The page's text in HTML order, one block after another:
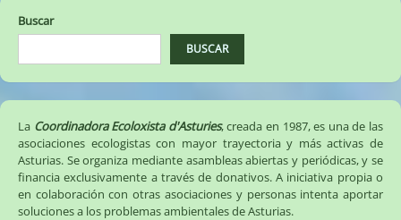
Buscar
BUSCAR
La Coordinadora Ecoloxista d'Asturies, creada en 1987, es una de las
asociaciones ecologistas con mayor trayectoria y más activas de
Asturias. Se organiza mediante asambleas abiertas y periódicas, y se
financia exclusivamente a través de donativos. A iniciativa propia o
en colaboración con otras asociaciones y personas intenta aportar
soluciones a los problemas ambientales de Asturias.